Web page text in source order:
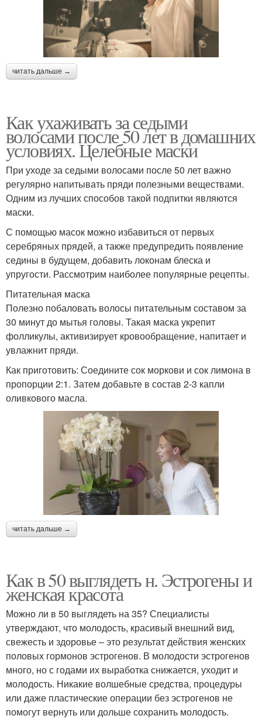
читать дальше →
Как ухаживать за седыми
волосами после 50 лет в домашних
условиях. Целебные маски
При уходе за седыми волосами после 50 лет важно
регулярно напитывать пряди полезными веществами.
Одним из лучших способов такой подпитки являются
маски.
С помощью масок можно избавиться от первых
серебряных прядей, а также предупредить появление
седины в будущем, добавить локонам блеска и
упругости. Рассмотрим наиболее популярные рецепты.
Питательная маска
Полезно побаловать волосы питательным составом за
30 минут до мытья головы. Такая маска укрепит
фолликулы, активизирует кровообращение, напитает и
увлажнит пряди.
Как приготовить: Соедините сок моркови и сок лимона в
пропорции 2:1. Затем добавьте в состав 2-3 капли
оливкового масла.
читать дальше →
Как в 50 выглядеть н. Эстрогены и
женская красота
Можно ли в 50 выглядеть на 35? Специалисты
утверждают, что молодость, красивый внешний вид,
свежесть и здоровье – это результат действия женских
половых гормонов эстрогенов. В молодости эстрогенов
много, но с годами их выработка снижается, уходит и
молодость. Никакие волшебные средства, процедуры
или даже пластические операции без эстрогенов не
помогут вернуть или дольше сохранить молодость.